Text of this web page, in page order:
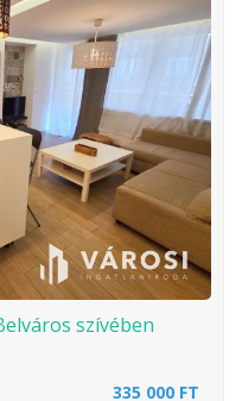
szívében
335 000 FT